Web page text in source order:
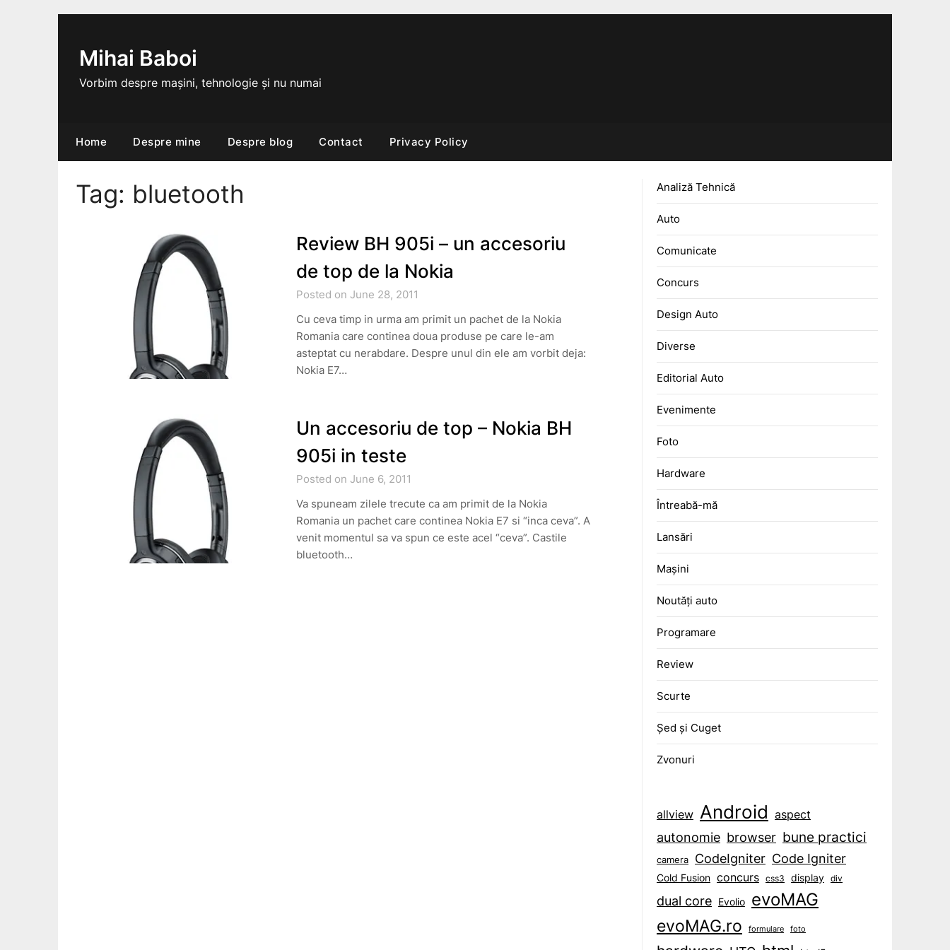
Mihai Baboi
Vorbim despre mașini, tehnologie și nu numai
Home Despre mine Despre blog Contact Privacy Policy
Tag: bluetooth
Review BH 905i – un accesoriu
de top de la Nokia
Posted on June 28, 2011
Cu ceva timp in urma am primit un pachet de la Nokia
Romania care continea doua produse pe care le-am
asteptat cu nerabdare. Despre unul din ele am vorbit deja:
Nokia E7…
Un accesoriu de top – Nokia BH
905i in teste
Posted on June 6, 2011
Va spuneam zilele trecute ca am primit de la Nokia
Romania un pachet care continea Nokia E7 si “inca ceva”. A
venit momentul sa va spun ce este acel “ceva”. Castile
bluetooth…
Analiză Tehnică
Auto
Comunicate
Concurs
Design Auto
Diverse
Editorial Auto
Evenimente
Foto
Hardware
Întreabă-mă
Lansări
Mașini
Noutăți auto
Programare
Review
Scurte
Șed și Cuget
Zvonuri
allview Android aspect
autonomie browser bune practici
camera CodeIgniter Code Igniter
Cold Fusion concurs css3 display div
dual core Evolio evoMAG
evoMAG.ro formulare foto